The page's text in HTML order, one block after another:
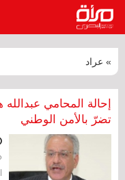
» عراد
إحالة المحامي
تضرّ بالأمن الوطني